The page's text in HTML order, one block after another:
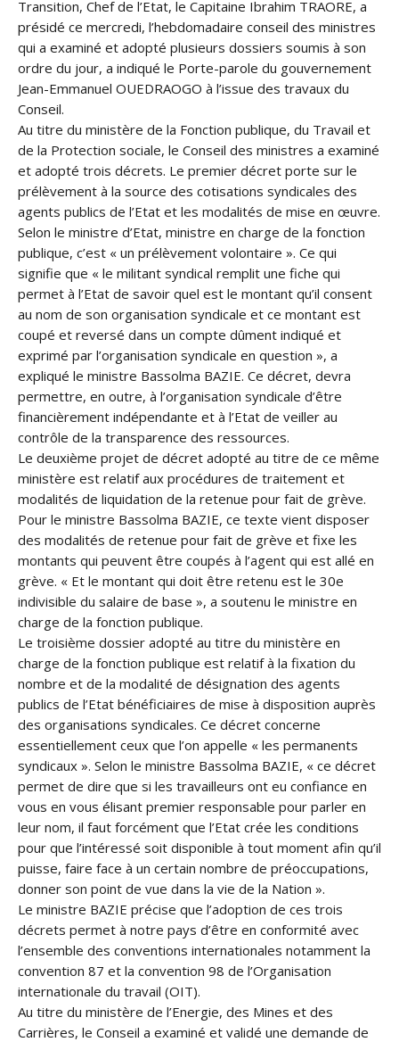
Transition, Chef de l’Etat, le Capitaine Ibrahim TRAORE, a
présidé ce mercredi, l’hebdomadaire conseil des ministres
qui a examiné et adopté plusieurs dossiers soumis à son
ordre du jour, a indiqué le Porte-parole du gouvernement
Jean-Emmanuel OUEDRAOGO à l’issue des travaux du
Conseil.
Au titre du ministère de la Fonction publique, du Travail et
de la Protection sociale, le Conseil des ministres a examiné
et adopté trois décrets. Le premier décret porte sur le
prélèvement à la source des cotisations syndicales des
agents publics de l’Etat et les modalités de mise en œuvre.
Selon le ministre d’Etat, ministre en charge de la fonction
publique, c’est « un prélèvement volontaire ». Ce qui
signifie que « le militant syndical remplit une fiche qui
permet à l’Etat de savoir quel est le montant qu’il consent
au nom de son organisation syndicale et ce montant est
coupé et reversé dans un compte dûment indiqué et
exprimé par l’organisation syndicale en question », a
expliqué le ministre Bassolma BAZIE. Ce décret, devra
permettre, en outre, à l’organisation syndicale d’être
financièrement indépendante et à l’Etat de veiller au
contrôle de la transparence des ressources.
Le deuxième projet de décret adopté au titre de ce même
ministère est relatif aux procédures de traitement et
modalités de liquidation de la retenue pour fait de grève.
Pour le ministre Bassolma BAZIE, ce texte vient disposer
des modalités de retenue pour fait de grève et fixe les
montants qui peuvent être coupés à l’agent qui est allé en
grève. « Et le montant qui doit être retenu est le 30e
indivisible du salaire de base », a soutenu le ministre en
charge de la fonction publique.
Le troisième dossier adopté au titre du ministère en
charge de la fonction publique est relatif à la fixation du
nombre et de la modalité de désignation des agents
publics de l’Etat bénéficiaires de mise à disposition auprès
des organisations syndicales. Ce décret concerne
essentiellement ceux que l’on appelle « les permanents
syndicaux ». Selon le ministre Bassolma BAZIE, « ce décret
permet de dire que si les travailleurs ont eu confiance en
vous en vous élisant premier responsable pour parler en
leur nom, il faut forcément que l’Etat crée les conditions
pour que l’intéressé soit disponible à tout moment afin qu’il
puisse, faire face à un certain nombre de préoccupations,
donner son point de vue dans la vie de la Nation ».
Le ministre BAZIE précise que l’adoption de ces trois
décrets permet à notre pays d’être en conformité avec
l’ensemble des conventions internationales notamment la
convention 87 et la convention 98 de l’Organisation
internationale du travail (OIT).
Au titre du ministère de l’Energie, des Mines et des
Carrières, le Conseil a examiné et validé une demande de